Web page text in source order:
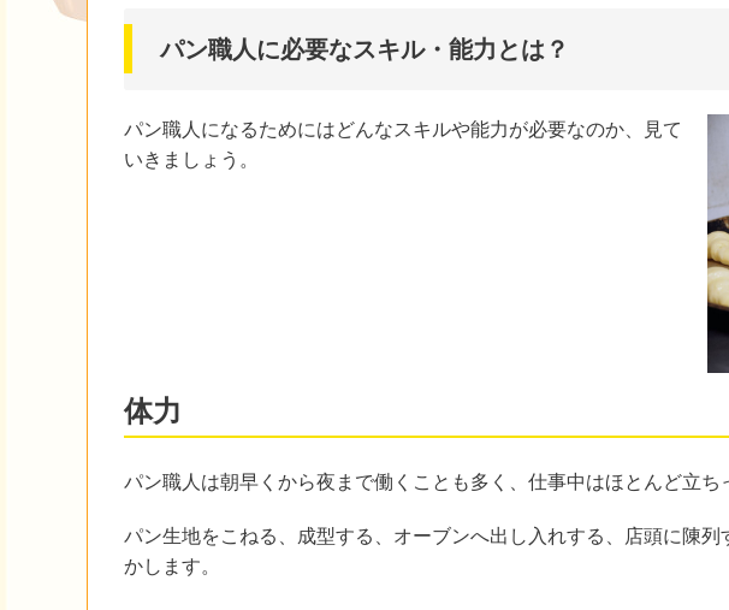
パン職人に必要なスキル・能力とは？
パン職人になるためにはどんなスキルや能力が必要なのか、見て
いきましょう。
体力
パン職人は朝早くから夜まで働くことも多く、仕事中はほとんど立ち
パン生地をこねる、成型する、オーブンへ出し入れする、店頭に陳
かします。